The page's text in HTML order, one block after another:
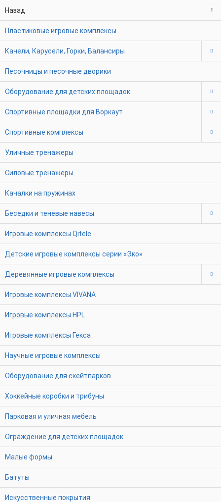
Назад
Пластиковые игровые комплексы
Качели, Карусели, Горки, Балансиры
Песочницы и песочные дворики
Оборудование для детских площадок
Спортивные площадки для Воркаут
Спортивные комплексы
Уличные тренажеры
Силовые тренажеры
Качалки на пружинах
Беседки и теневые навесы
Игровые комплексы Qitele
Детские игровые комплексы серии «Эко»
Деревянные игровые комплексы
Игровые комплексы VIVANA
Игровые комплексы HPL
Игровые комплексы Гекса
Научные игровые комплексы
Оборудование для скейтпарков
Хоккейные коробки и трибуны
Парковая и уличная мебель
Ограждение для детских площадок
Малые формы
Батуты
Искусственные покрытия